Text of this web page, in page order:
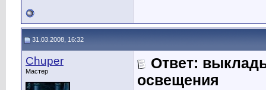
31.03.2008, 16:32
Chuper
Мастер
Ответ:
освещения